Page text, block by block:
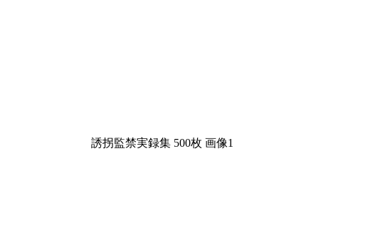
誘拐監禁実録集 500枚 画像1